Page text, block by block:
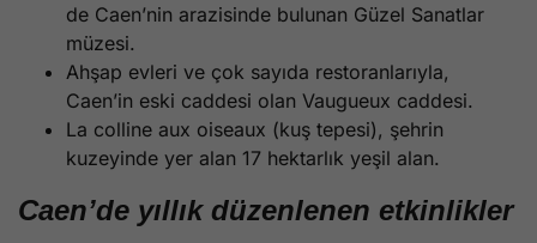
de Caen’nin arazisinde bulunan Güzel Sanatlar
müzesi.
Ahşap evleri ve çok sayıda restoranlarıyla,
Caen’in eski caddesi olan Vaugueux caddesi.
La colline aux oiseaux (kuş tepesi), şehrin
kuzeyinde yer alan 17 hektarlık yeşil alan.
Caen’de yıllık düzenlenen etkinlikler